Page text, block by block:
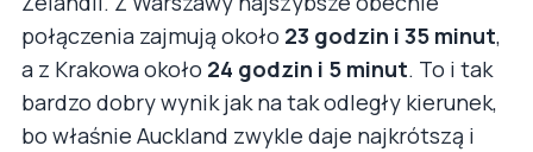
połączenia zajmują około 23 godzin i 35 minut,
a z Krakowa około 24 godzin i 5 minut. To i tak
bardzo dobry wynik jak na tak odległy kierunek,
bo właśnie Auckland zwykle daje najkrótszą i